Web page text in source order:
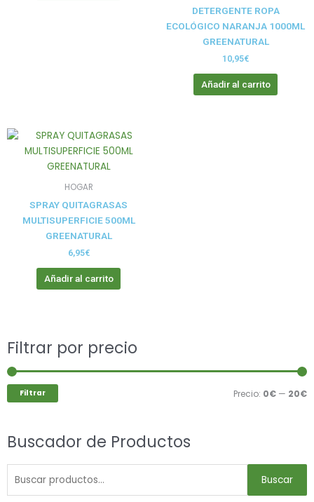
DETERGENTE ROPA
ECOLÓGICO NARANJA 1000ML
GREENATURAL
10,95€
Añadir al carrito
HOGAR
SPRAY QUITAGRASAS
MULTISUPERFICIE 500ML
GREENATURAL
6,95€
Añadir al carrito
Filtrar por precio
Filtrar Precio: 0€ — 20€
Buscador de Productos
Buscar
Buscar